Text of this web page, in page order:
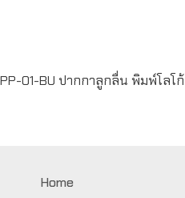
PP-01-BU ปากกาลูกลื่น พิมพ์โลโก้
Home